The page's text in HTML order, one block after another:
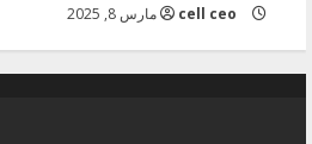
cell ceo مارس 8, 2025